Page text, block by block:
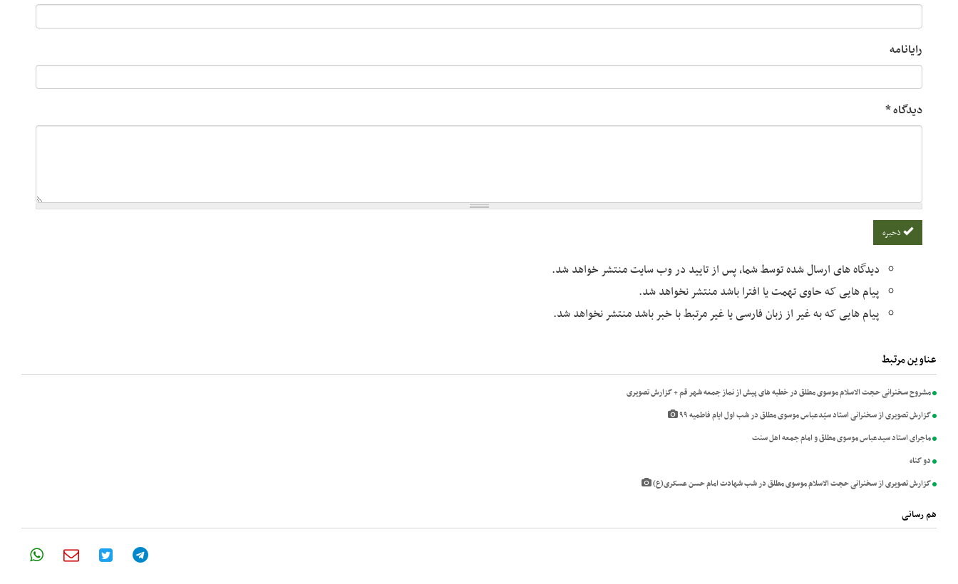
رایانامه
دیدگاه*
دیدگاه های ارسال شده توسط شما، پس از تایید در وب سایت منتشر خواهد شد.
پیام هایی که حاوی تهمت یا افترا باشد منتشر نخواهد شد.
پیام هایی که به غیر از زبان فارسی یا غیر مرتبط با خبر باشد منتشر نخواهد شد.
عناوین مرتبط
مشروح سخنرانی حجت الاسلام موسوی مطلق در خطبه های پیش از نماز جمعه شهر قم + گزارش تصویری
گزارش تصویری از سخنرانی استاد سیّدعباس موسوی مطلق در شب اول ایام فاطمیه ۹۹
ماجرای استاد سیدعباس موسوی مطلق و امام جمعه اهل سنت
دو گناه
گزارش تصویری از سخنرانی حجت الاسلام موسوی مطلق در شب شهادت امام حسن عسکری(ع)
هم رسانی